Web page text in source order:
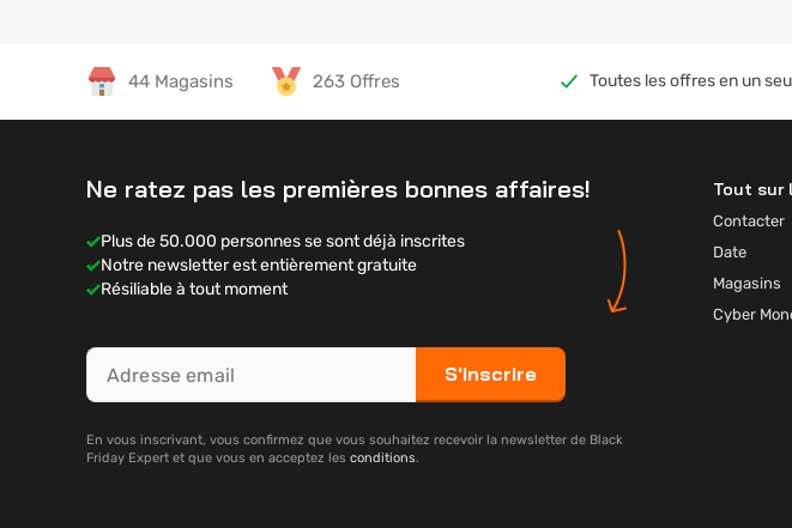
44 Magasins 263 Offres Toutes les offres en un
Ne ratez pas les premières bonnes affaires!
Plus de 50.000 personnes se sont déjà inscrites
Notre newsletter est entièrement gratuite
Résiliable à tout moment
S'inscrire
En vous inscrivant, vous confirmez que vous souhaitez recevoir la newsletter de Black
Friday Expert et que vous en acceptez les conditions.
Tout sur
Contacter
Date
Magasins
Cyber